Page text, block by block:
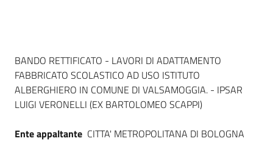
Dati del bando
BANDO RETTIFICATO - LAVORI DI ADATTAMENTO
FABBRICATO SCOLASTICO AD USO ISTITUTO
ALBERGHIERO IN COMUNE DI VALSAMOGGIA. - IPSAR
LUIGI VERONELLI (EX BARTOLOMEO SCAPPI)
Ente appaltante CITTA' METROPOLITANA DI BOLOGNA